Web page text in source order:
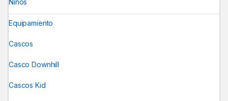
Equipamiento
Cascos
Casco Downhill
Cascos Kid